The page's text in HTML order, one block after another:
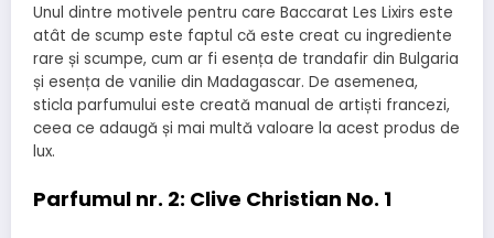
Unul dintre motivele pentru care Baccarat Les Lixirs este
atât de scump este faptul că este creat cu ingrediente
rare și scumpe, cum ar fi esența de trandafir din Bulgaria
și esența de vanilie din Madagascar. De asemenea,
sticla parfumului este creată manual de artiști francezi,
ceea ce adaugă și mai multă valoare la acest produs de
lux.
Parfumul nr. 2: Clive Christian No. 1